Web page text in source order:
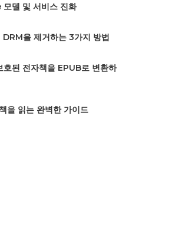
델 및 서비스 진화
을 제거하는 3가지 방법
된 전자책을 EPUB로 변환하
읽는 완벽한 가이드